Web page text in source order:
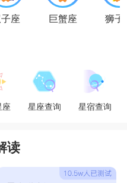
还是山珍海味，她们都
把自己照顾好还能把
生在一起的男生会感
力，她们常能带来欢
座 巨蟹座 狮子
座 星座查询 星宿查询
读